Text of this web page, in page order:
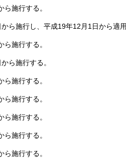
施行する。
ら施行し、平成19年12月1日から適用
施行する。
ら施行する。
施行する。
施行する。
施行する。
施行する。
施行する。